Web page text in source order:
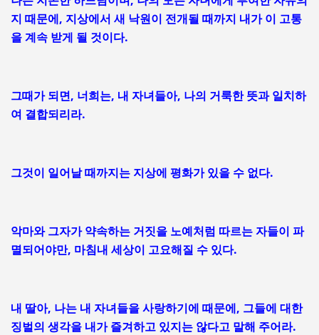
지 때문에, 지상에서 새 낙원이 전개될 때까지 내가 이 고통
을 계속 받게 될 것이다.
그때가 되면, 너희는, 내 자녀들아, 나의 거룩한 뜻과 일치하
여 결합되리라.
그것이 일어날 때까지는 지상에 평화가 있을 수 없다.
악마와 그자가 약속하는 거짓을 노예처럼 따르는 자들이 파
멸되어야만, 마침내 세상이 고요해질 수 있다.
내 딸아, 나는 내 자녀들을 사랑하기에 때문에, 그들에 대한
징벌의 생각을 내가 즐겨하고 있지는 않다고 말해 주어라.